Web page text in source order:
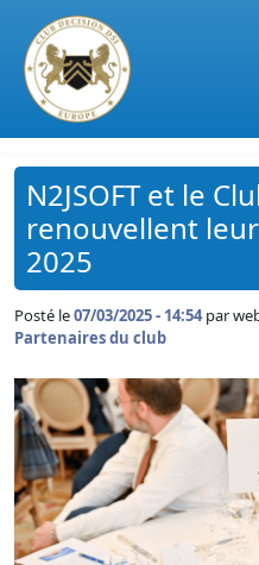
Passer au contenu principal
N2JSOFT et le
renouvellent
2025
Posté le07/03/2025 - 14:54 par
Partenaires du club